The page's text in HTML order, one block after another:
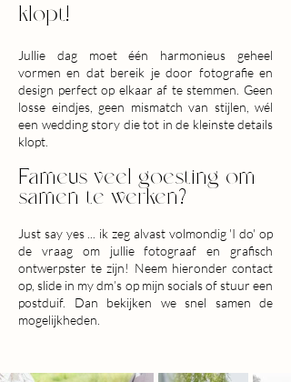
klopt!
Jullie dag moet één harmonieus geheel
vormen en dat bereik je door fotografie en
design perfect op elkaar af te stemmen. Geen
losse eindjes, geen mismatch van stijlen, wél
een wedding story die tot in de kleinste details
klopt.
Fameus veel goesting om
samen te werken?
Just say yes ... ik zeg alvast volmondig 'I do' op
de vraag om jullie fotograaf en grafisch
ontwerpster te zijn! Neem hieronder contact
op, slide in my dm’s op mijn socials of stuur een
postduif. Dan bekijken we snel samen de
mogelijkheden.